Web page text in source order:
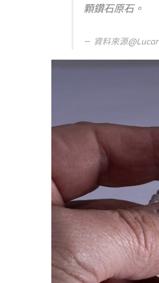
顆鑽石原石。
資料來源